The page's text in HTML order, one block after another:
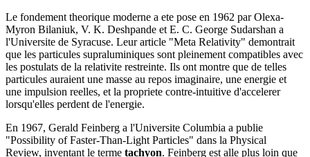
Le fondement theorique moderne a ete pose en 1962 par Olexa-
Myron Bilaniuk, V. K. Deshpande et E. C. George Sudarshan a
l'Universite de Syracuse. Leur article "Meta Relativity" demontrait
que les particules supraluminiques sont pleinement compatibles avec
les postulats de la relativite restreinte. Ils ont montre que de telles
particules auraient une masse au repos imaginaire, une energie et
une impulsion reelles, et la propriete contre-intuitive d'accelerer
lorsqu'elles perdent de l'energie.
En 1967, Gerald Feinberg a l'Universite Columbia a publie
"Possibility of Faster-Than-Light Particles" dans la Physical
Review, inventant le terme tachyon. Feinberg est alle plus loin que